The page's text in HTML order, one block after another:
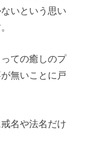
いという思い
ての癒しのプ
無いことに戸
名や法名だけ